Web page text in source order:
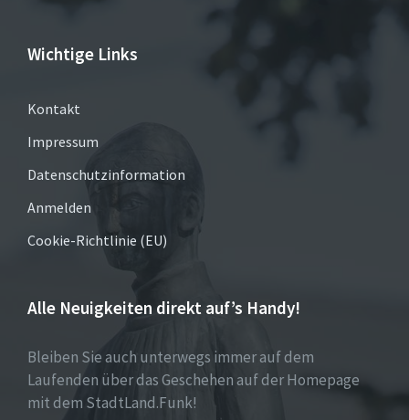
Wichtige Links
Kontakt
Impressum
Datenschutzinformation
Anmelden
Cookie-Richtlinie (EU)
Alle Neuigkeiten direkt auf’s Handy!
Bleiben Sie auch unterwegs immer auf dem
Laufenden über das Geschehen auf der Homepage
mit dem StadtLand.Funk!